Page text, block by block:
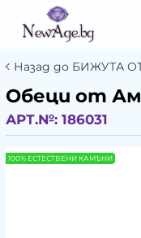
Назад до БИЖУТА
Обеци от
АРТ.№: 186031
100% ЕСТЕСТВЕНИ КАМЪНИ